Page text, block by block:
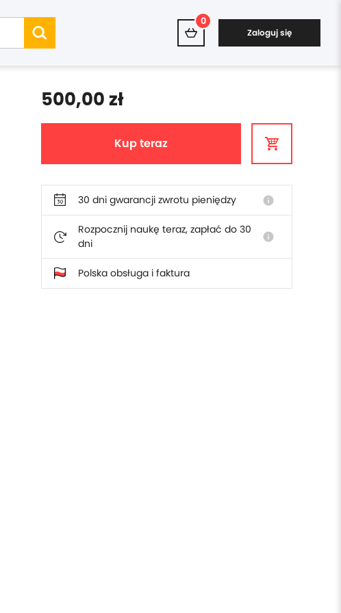
0
Zaloguj się
500,00 zł
Kup teraz
30 dni gwarancji zwrotu pieniędzy info
Rozpocznij naukę teraz, zapłać do 30
dni
info
Polska obsługa i faktura